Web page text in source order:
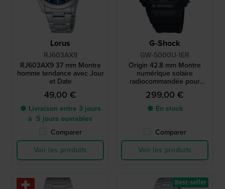
Lorus
RJ603AX9
RJ603AX9 37 mm Montre
homme tendance avec Jour
et Date
49,00 €
● Livraison entre 3 jours
à 5 jours ouvrables
Comparer
Voir les produits
G-Shock
GW-5000U-1ER
Origin 42.8 mm Montre
numérique solaire
radiocommandée pour
homme
299,00 €
● En stock
Comparer
Voir les produits
Best-seller